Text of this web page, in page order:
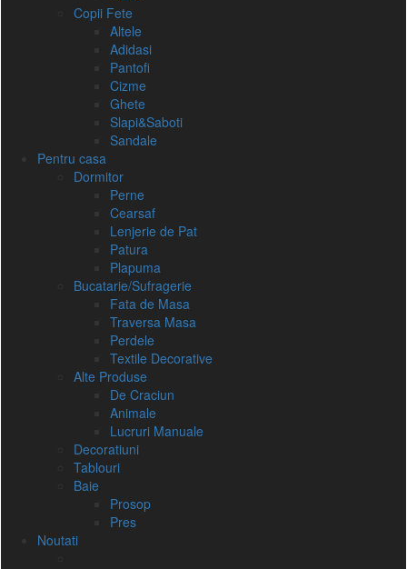
Copii Fete
Altele
Adidasi
Pantofi
Cizme
Ghete
Slapi&Saboti
Sandale
Pentru casa
Dormitor
Perne
Cearsaf
Lenjerie de Pat
Patura
Plapuma
Bucatarie/Sufragerie
Fata de Masa
Traversa Masa
Perdele
Textile Decorative
Alte Produse
De Craciun
Animale
Lucruri Manuale
Decoratiuni
Tablouri
Baie
Prosop
Pres
Noutati